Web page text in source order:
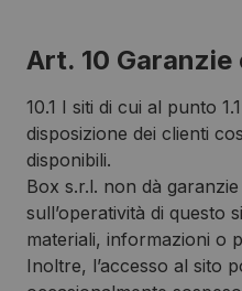
Art. 10
10.1 I siti di cui al punto
disposizione dei clienti
disponibili.
Box s.r.l. non dà
sull’operatività di questo
materiali, informazioni o
Inoltre, l’accesso al sito